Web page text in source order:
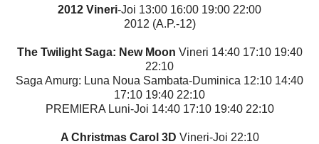
2012 Vineri-Joi 13:00 16:00 19:00 22:00
2012 (A.P.-12)
The Twilight Saga: New Moon Vineri 14:40 17:10 19:40
22:10
Saga Amurg: Luna Noua Sambata-Duminica 12:10 14:40
17:10 19:40 22:10
PREMIERA Luni-Joi 14:40 17:10 19:40 22:10
A Christmas Carol 3D Vineri-Joi 22:10